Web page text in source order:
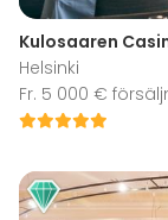
Kulosaaren
Helsinki
Fr. 5 000 €